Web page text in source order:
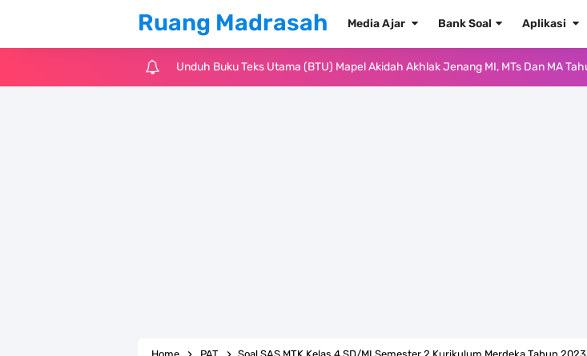
Ruang Madrasah Media Ajar Bank Soal Aplikasi
Unduh Buku Teks Utama (BTU) Al-Qur'an Hadis Semua Jenjang Tahun 2026